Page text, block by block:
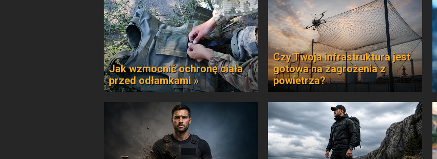
Jak wzmocnić ochronę ciała
przed odłamkami »
Czy Twoja infrastruktura jest
gotowa na zagrożenia z
powietrza?